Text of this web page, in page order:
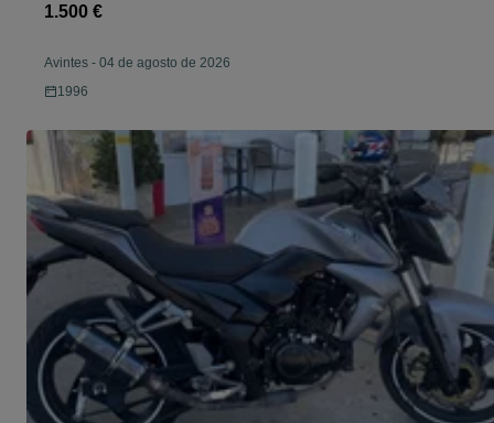
1.500 €
Avintes - 04 de agosto de 2026
1996